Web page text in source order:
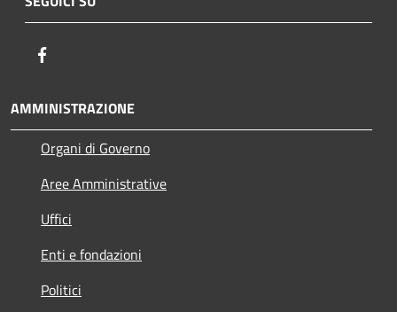
AMMINISTRAZIONE
Organi di Governo
Aree Amministrative
Uffici
Enti e fondazioni
Politici